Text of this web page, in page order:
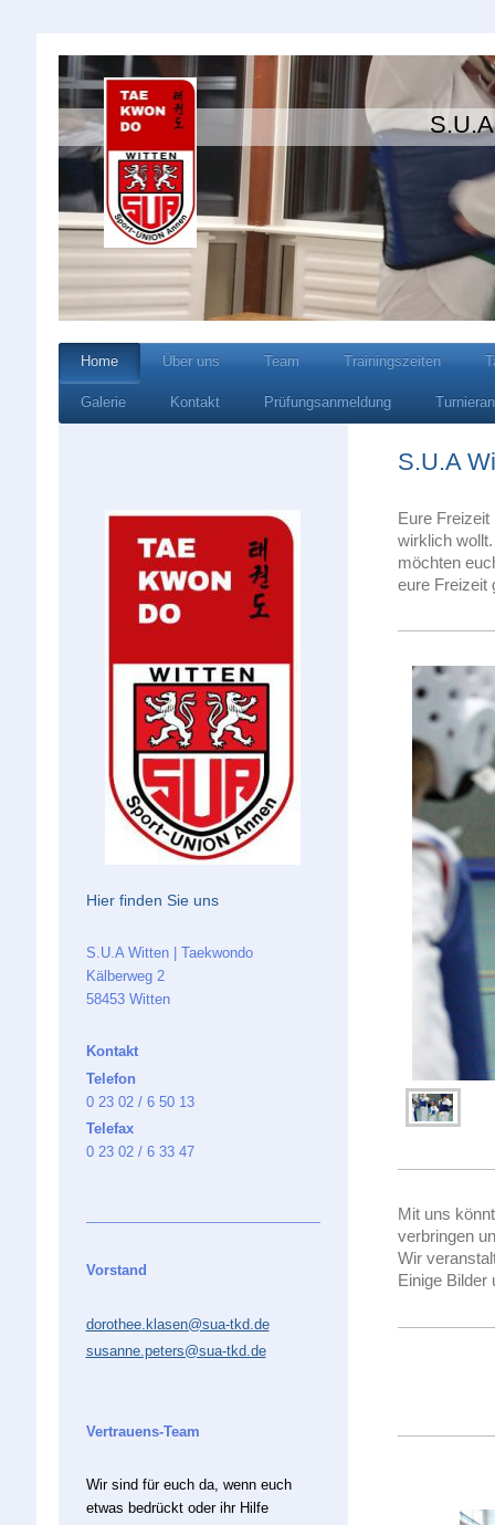
S.U.A
Home Über uns Team Trainingszeiten
Galerie Kontakt Prüfungsanmeldung
S.U.A
Eure
wirklich
möchten
eure Freizeit
Mit uns
verbringen
Wir
Einige Bilder
Hier finden Sie uns
S.U.A Witten | Taekwondo
Kälberweg 2
58453 Witten
Kontakt
Telefon
0 23 02 / 6 50 13
Telefax
0 23 02 / 6 33 47
Vorstand
dorothee.klasen@sua-tkd.de
susanne.peters@sua-tkd.de
Vertrauens-Team
Wir sind für euch da, wenn euch
etwas bedrückt oder ihr Hilfe